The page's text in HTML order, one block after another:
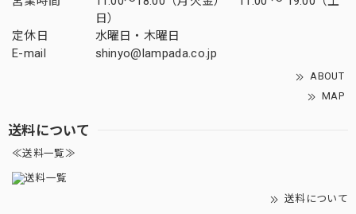
日）
定休日
水曜日・木曜日
E-mail
shinyo@lampada.co.jp
ABOUT
MAP
送料について
≪送料一覧≫
送料について